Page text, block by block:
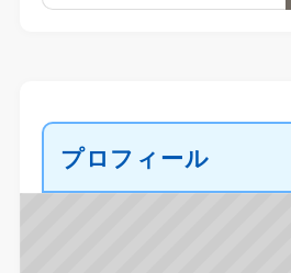
プロフィール